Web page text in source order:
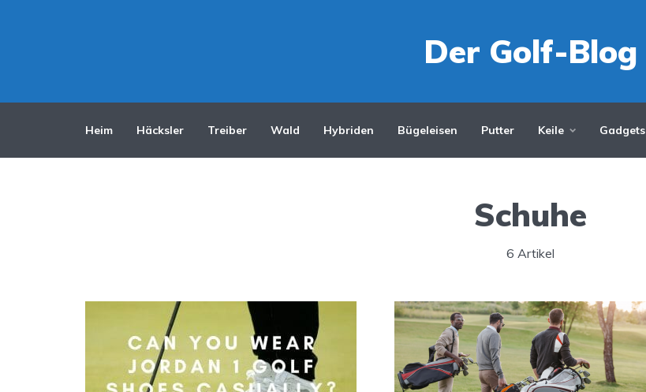
Der Golf-Blog
Heim Häcksler Treiber Wald Hybriden Bügeleisen Putter Keile Gadgets
Schuhe
6 Artikel